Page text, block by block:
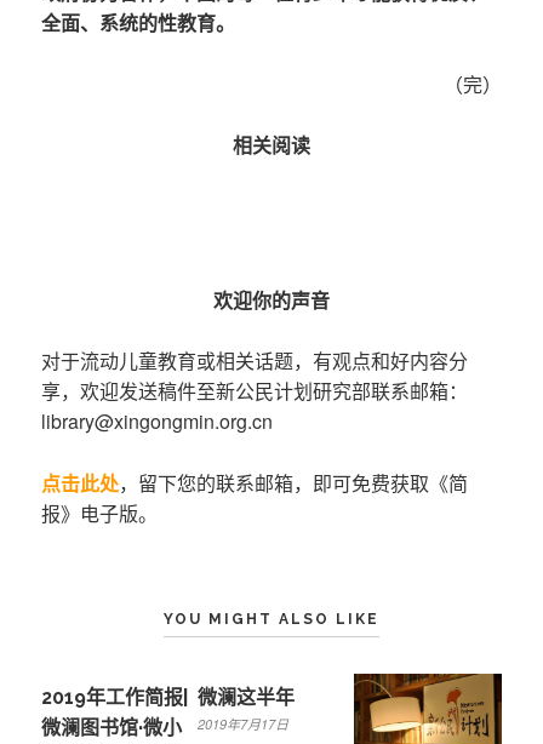
全面、系统的性教育。
（完）
相关阅读
欢迎你的声音
对于流动儿童教育或相关话题，有观点和好内容分
享，欢迎发送稿件至新公民计划研究部联系邮箱：
library@xingongmin.org.cn
点击此处，留下您的联系邮箱，即可免费获取《简
报》电子版。
YOU MIGHT ALSO LIKE
2019年工作简报|
微澜图书馆·微小
微澜这半年
2019年7月17日